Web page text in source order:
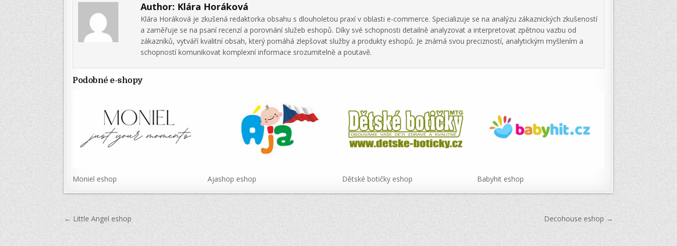
Author: Klára Horáková
Klára Horáková je zkušená redaktorka obsahu s dlouholetou praxí v oblasti e-commerce. Specializuje se na analýzu zákaznických zkušeností
a zaměřuje se na psaní recenzí a porovnání služeb eshopů. Díky své schopnosti detailně analyzovat a interpretovat zpětnou vazbu od
zákazníků, vytváří kvalitní obsah, který pomáhá zlepšovat služby a produkty eshopů. Je známá svou precizností, analytickým myšlením a
schopností komunikovat komplexní informace srozumitelně a poutavě.
Podobné e-shopy
Moniel eshop Ajashop eshop Dětské botičky eshop Babyhit eshop
Navigace
pro
← Little Angel eshop Decohouse eshop →